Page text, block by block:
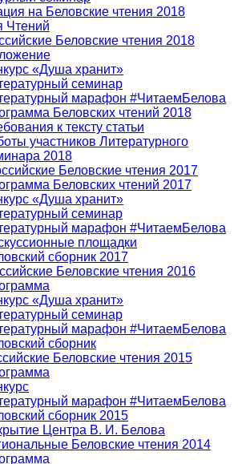
на Беловские чтения 2018
Чтений
Беловские чтения 2018
«Душа хранит»
семинар
марафон #ЧитаемБелова
Беловских чтений 2018
к тексту статьи
участников Литературного
2018
Беловские чтения 2017
Беловских чтений 2017
«Душа хранит»
семинар
марафон #ЧитаемБелова
площадки
сборник 2017
Беловские чтения 2016
«Душа хранит»
семинар
марафон #ЧитаемБелова
сборник
Беловские чтения 2015
марафон #ЧитаемБелова
сборник 2015
Центра В. И. Белова
Беловские чтения 2014